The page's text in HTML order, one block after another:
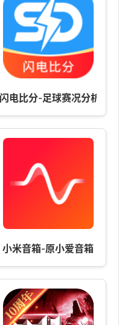
闪电比分-足球赛况分析
小米音箱-原小爱音箱